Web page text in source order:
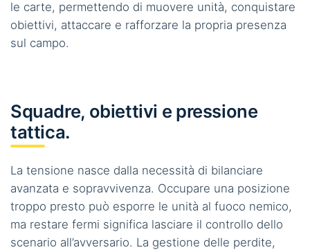
le carte, permettendo di muovere unità, conquistare
obiettivi, attaccare e rafforzare la propria presenza
sul campo.
Squadre, obiettivi e pressione
tattica.
La tensione nasce dalla necessità di bilanciare
avanzata e sopravvivenza. Occupare una posizione
troppo presto può esporre le unità al fuoco nemico,
ma restare fermi significa lasciare il controllo dello
scenario all’avversario. La gestione delle perdite,